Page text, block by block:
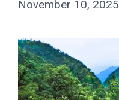
November 10, 2025